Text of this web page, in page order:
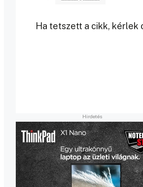
Ha tetszett a cikk, kérlek